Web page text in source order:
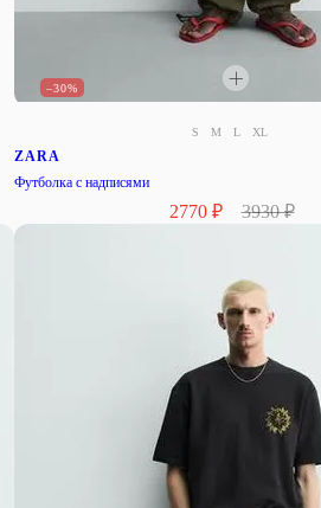
–30%
S M L XL
ZARA
Футболка с надписями
2770 ₽ 3930 ₽